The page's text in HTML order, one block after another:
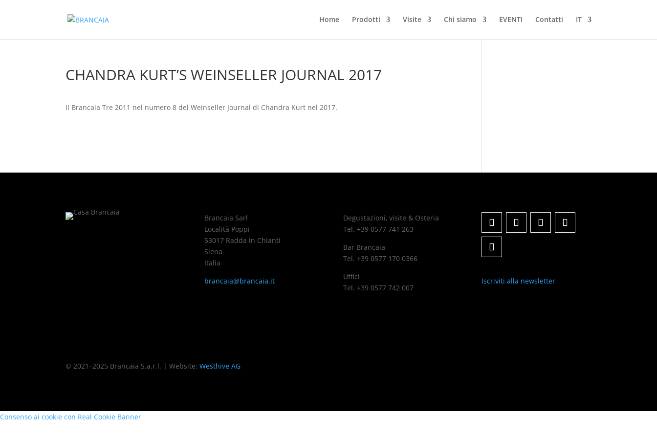
Home Prodotti Visite Chi siamo EVENTI Contatti IT
CHANDRA KURT’S WEINSELLER JOURNAL 2017
Il Brancaia Tre 2011 nel numero 8 del Weinseller Journal di Chandra Kurt nel 2017.
Brancaia Sarl
Località Poppi
53017 Radda in Chianti
Siena
Italia
brancaia@brancaia.it
Degustazioni, visite & Osteria
Tel. +39 0577 741 263
Bar Brancaia
Tel. +39 0577 170 0366
Uffici
Tel. +39 0577 742 007
Iscriviti alla newsletter
© 2021–2025 Brancaia S.a.r.l. | Website:Westhive AG
Consenso ai cookie con Real Cookie Banner